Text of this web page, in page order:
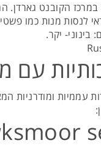
הקובנט גארדן.
לנסות מנות כמו
יקר.
עם
עממיות ומודרניות